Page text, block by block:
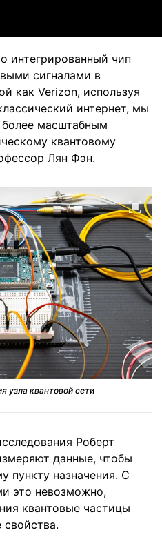
интегрированный чип
сигналами в
как Verizon, используя
интернет, мы
масштабным
квантовому
Лян Фэн.
узла квантовой сети
Роберт
данные, чтобы
пункту назначения. С
это невозможно,
квантовые частицы